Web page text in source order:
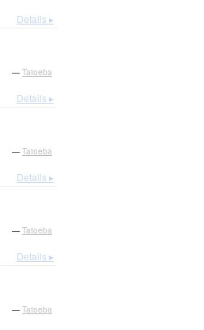
Details ▸
— Tatoeba
Details ▸
— Tatoeba
Details ▸
— Tatoeba
Details ▸
— Tatoeba